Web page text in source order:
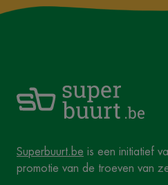
Superbuurt.be is een initiatief
promotie van de troeven van